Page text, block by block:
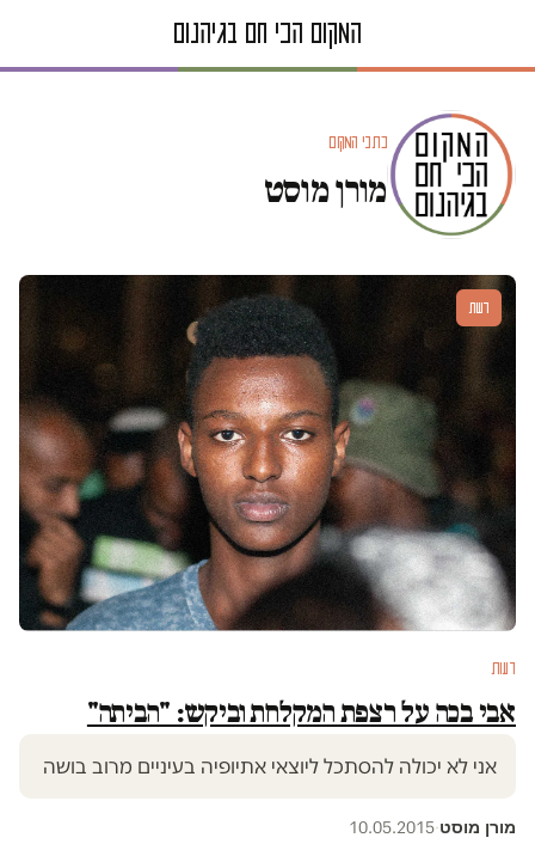
כתבי המקום
מורן מוסט
דעות
דעות
אבי בכה על רצפת המקלחת וביקש: "הביתה"
אני לא יכולה להסתכל ליוצאי אתיופיה בעיניים מרוב בושה
מורן מוסט·
10.05.2015